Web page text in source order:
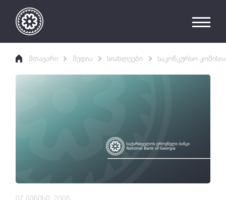
მთავარი მედია სიახლეები საკონკურსო
07 ივნისი, 2005